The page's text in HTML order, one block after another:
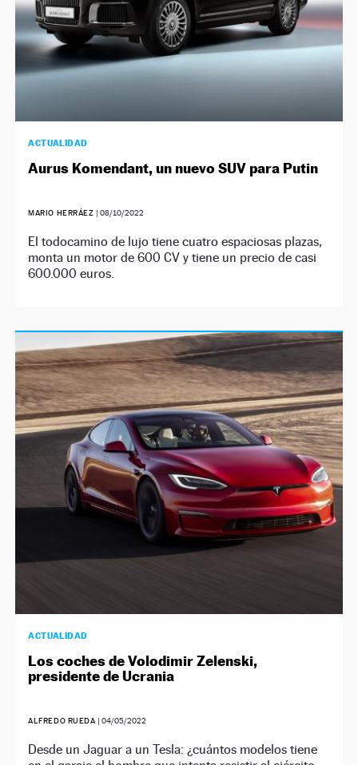
ACTUALIDAD
Aurus Komendant, un nuevo SUV para Putin
MARIO HERRÁEZ | 08/10/2022
El todocamino de lujo tiene cuatro espaciosas plazas,
monta un motor de 600 CV y tiene un precio de casi
600.000 euros.
ACTUALIDAD
Los coches de Volodimir Zelenski,
presidente de Ucrania
ALFREDO RUEDA | 04/05/2022
Desde un Jaguar a un Tesla: ¿cuántos modelos tiene